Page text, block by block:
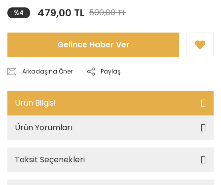
%4 479,00 TL 500,00 TL
Gelince Haber Ver
Arkadaşına Öner Paylaş
Ürün Bilgisi
Ürün Yorumları
Taksit Seçenekleri